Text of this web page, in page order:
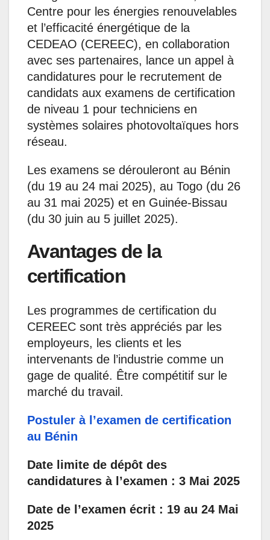
Centre pour les énergies renouvelables
et l’efficacité énergétique de la
CEDEAO (CEREEC), en collaboration
avec ses partenaires, lance un appel à
candidatures pour le recrutement de
candidats aux examens de certification
de niveau 1 pour techniciens en
systèmes solaires photovoltaïques hors
réseau.
Les examens se dérouleront au Bénin
(du 19 au 24 mai 2025), au Togo (du 26
au 31 mai 2025) et en Guinée-Bissau
(du 30 juin au 5 juillet 2025).
Avantages de la
certification
Les programmes de certification du
CEREEC sont très appréciés par les
employeurs, les clients et les
intervenants de l’industrie comme un
gage de qualité. Être compétitif sur le
marché du travail.
Postuler à l’examen de certification
au Bénin
Date limite de dépôt des
candidatures à l’examen : 3 Mai 2025
Date de l’examen écrit : 19 au 24 Mai
2025